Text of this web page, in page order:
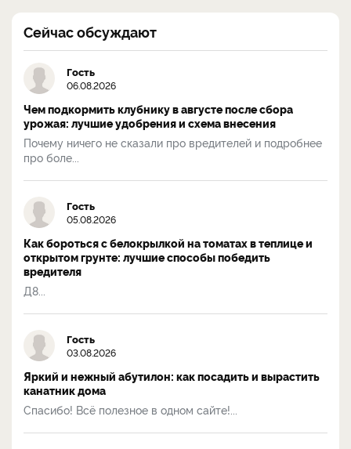
Сейчас обсуждают
Гость
06.08.2026
Чем подкормить клубнику в августе после сбора
урожая: лучшие удобрения и схема внесения
Почему ничего не сказали про вредителей и подробнее
про боле...
Гость
05.08.2026
Как бороться с белокрылкой на томатах в теплице и
открытом грунте: лучшие способы победить
вредителя
Д8...
Гость
03.08.2026
Яркий и нежный абутилон: как посадить и вырастить
канатник дома
Спасибо! Всё полезное в одном сайте!...